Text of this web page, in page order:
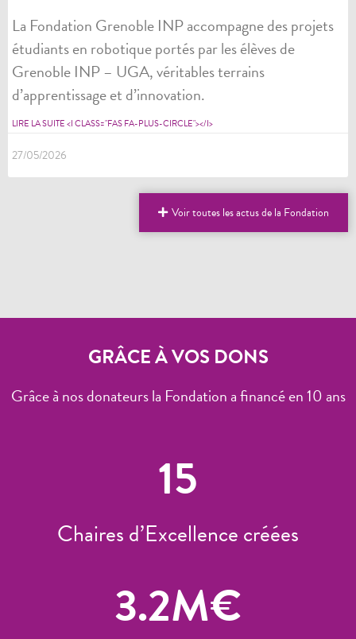
La Fondation Grenoble INP accompagne des projets
étudiants en robotique portés par les élèves de
Grenoble INP – UGA, véritables terrains
d’apprentissage et d’innovation.
LIRE LA SUITE <I CLASS="FAS FA-PLUS-CIRCLE"></I>
27/05/2026
Voir toutes les actus de la Fondation
GRÂCE À VOS DONS
Grâce à nos donateurs la Fondation a financé en 10 ans
15
Chaires d’Excellence créées
3.2M€